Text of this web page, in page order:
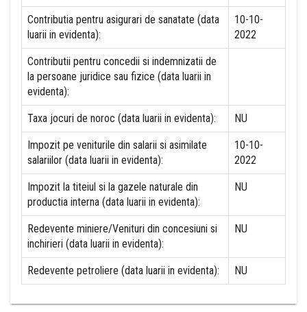
Contributia pentru asigurari de sanatate (data
luarii in evidenta):
10-10-
2022
Contributii pentru concedii si indemnizatii de
la persoane juridice sau fizice (data luarii in
evidenta):
Taxa jocuri de noroc (data luarii in evidenta): NU
Impozit pe veniturile din salarii si asimilate
salariilor (data luarii in evidenta):
10-10-
2022
Impozit la titeiul si la gazele naturale din
productia interna (data luarii in evidenta):
NU
Redevente miniere/Venituri din concesiuni si
inchirieri (data luarii in evidenta):
NU
Redevente petroliere (data luarii in evidenta): NU